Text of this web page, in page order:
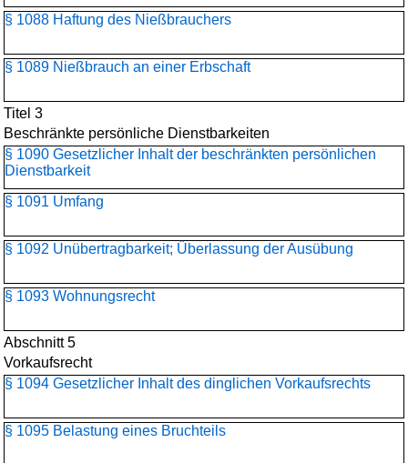
§ 1088 Haftung des Nießbrauchers
§ 1089 Nießbrauch an einer Erbschaft
Titel 3
Beschränkte persönliche Dienstbarkeiten
§ 1090 Gesetzlicher Inhalt der beschränkten persönlichen
Dienstbarkeit
§ 1091 Umfang
§ 1092 Unübertragbarkeit; Überlassung der Ausübung
§ 1093 Wohnungsrecht
Abschnitt 5
Vorkaufsrecht
§ 1094 Gesetzlicher Inhalt des dinglichen Vorkaufsrechts
§ 1095 Belastung eines Bruchteils